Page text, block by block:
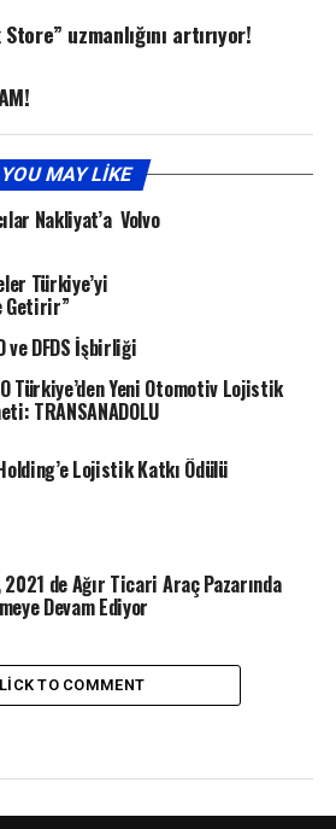
uzmanlığını artırıyor!
YOU MAY LIKE
Nakliyat’a Volvo
Türkiye’yi
Getirir”
ve DFDS İşbirliği
Türkiye’den Yeni Otomotiv Lojistik
TRANSANADOLU
Lojistik Katkı Ödülü
2021 de Ağır Ticari Araç Pazarında
Devam Ediyor
TO COMMENT